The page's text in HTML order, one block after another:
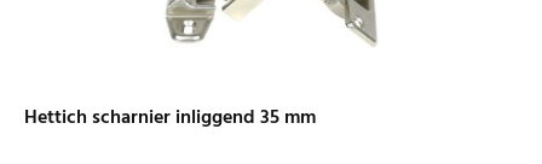
Hettich scharnier inliggend 35 mm